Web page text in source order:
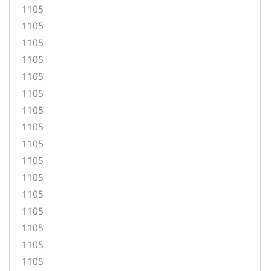
1105
1105
1105
1105
1105
1105
1105
1105
1105
1105
1105
1105
1105
1105
1105
1105